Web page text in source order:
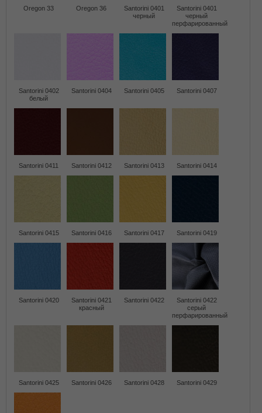
Oregon 33 Oregon 36
Santorini 0401
черный
Santorini 0401
черный
перфарированный
Santorini 0402
белый
Santorini 0404 Santorini 0405 Santorini 0407
Santorini 0411 Santorini 0412 Santorini 0413 Santorini 0414
Santorini 0415 Santorini 0416 Santorini 0417 Santorini 0419
Santorini 0420
Santorini 0421
красный
Santorini 0422
Santorini 0422
серый
перфарированный
Santorini 0425 Santorini 0426 Santorini 0428 Santorini 0429